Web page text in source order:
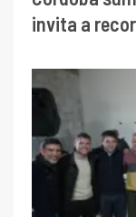
invita a